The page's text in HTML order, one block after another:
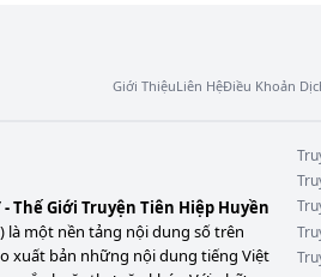
Giới ThiệuLiên HệĐiều Khoản
- Thế Giới Truyện Tiên Hiệp Huyền
là một nền tảng nội dung số trên
xuất bản những nội dung tiếng Việt